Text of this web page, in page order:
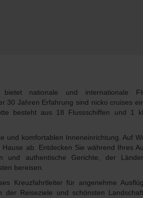
nationale und internationale
30 Jahren Erfahrung sind nicko cruises
besteht aus 18 Flussschiffen und 1
und komfortablen Inneneinrichtung. Auf
ab. Entdecken Sie während Ihres
und authentische Gerichte, der
bereisen.
Kreuzfahrtleiter für angenehme
der Reiseziele und schönsten